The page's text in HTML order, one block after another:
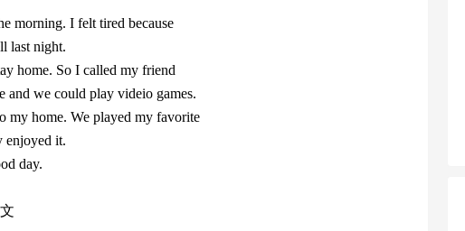
morning. I felt tired because
last night.
home. So I called my friend
and we could play videio games.
my home. We played my favorite
enjoyed it.
day.